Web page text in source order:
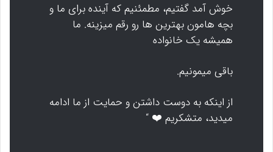
خوش آمد گفتیم، مطمئنیم که آینده برای ما و
بچه هامون بهترین ها رو رقم میزینه. ما
همیشه یک خانواده
باقی میمونیم.
از اینکه به دوست داشتن و حمایت از ما ادامه
میدید، متشکریم ❤️ “